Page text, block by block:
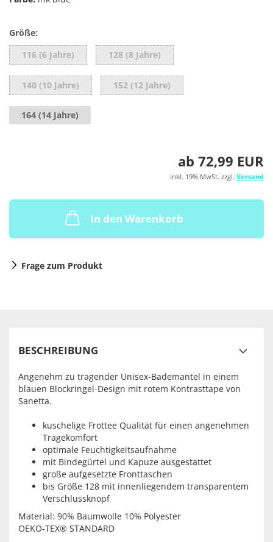
Größe:
116 (6 Jahre)
128 (8 Jahre)
140 (10 Jahre) 152 (12 Jahre)
164 (14 Jahre)
ab 72,99 EUR
inkl. 19% MwSt. zzgl. Versand
In den Warenkorb
Frage zum Produkt
BESCHREIBUNG
Angenehm zu tragender Unisex-Bademantel in einem
blauen Blockringel-Design mit rotem Kontrasttape von
Sanetta.
kuschelige Frottee Qualität für einen angenehmen
Tragekomfort
optimale Feuchtigkeitsaufnahme
mit Bindegürtel und Kapuze ausgestattet
große aufgesetzte Fronttaschen
bis Größe 128 mit innenliegendem transparentem
Verschlussknopf
Material: 90% Baumwolle 10% Polyester
OEKO-TEX® STANDARD